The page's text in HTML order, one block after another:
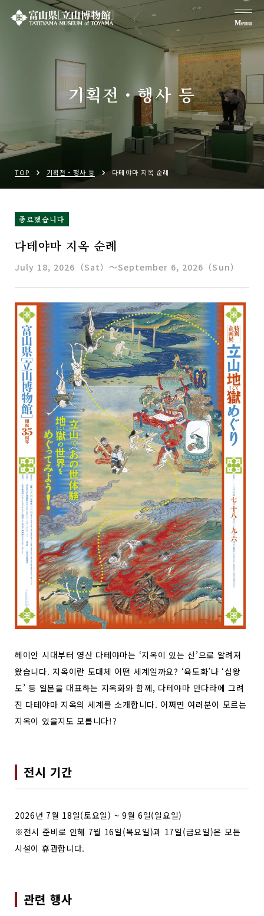
Menu
기획전・행사 등
TOP 기획전・행사 등 다테야마 지옥 순례
종료했습니다
다테야마 지옥 순례
July 18, 2026（Sat）～September 6, 2026（Sun）
헤이안 시대부터 영산 다테야마는 ‘지옥이 있는 산’으로 알려져
왔습니다. 지옥이란 도대체 어떤 세계일까요? ‘육도화’나 ‘십왕
도’ 등 일본을 대표하는 지옥화와 함께, 다테야마 만다라에 그려
진 다테야마 지옥의 세계를 소개합니다. 어쩌면 여러분이 모르는
지옥이 있을지도 모릅니다!?
전시 기간
2026년 7월 18일(토요일) ~ 9월 6일(일요일)
※전시 준비로 인해 7월 16일(목요일)과 17일(금요일)은 모든
시설이 휴관합니다.
관련 행사